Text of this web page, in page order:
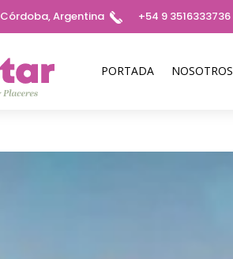
Córdoba, Argentina +54 9 3516333736
PORTADA NOSOTROS